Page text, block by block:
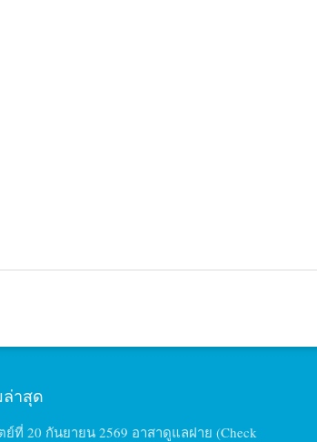
าสุด
ย์ที่ 20 กันยายน 2569 อาสาดูแลฝาย (Check